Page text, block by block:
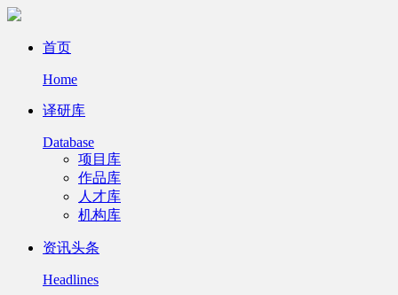
首页
Home
译研库
Database
项目库
作品库
人才库
机构库
资讯头条
Headlines